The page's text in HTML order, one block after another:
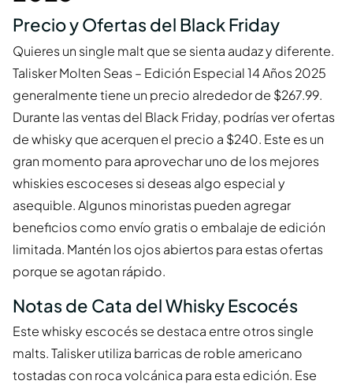
Precio y Ofertas del Black Friday
Quieres un single malt que se sienta audaz y diferente.
Talisker Molten Seas – Edición Especial 14 Años 2025
generalmente tiene un precio alrededor de $267.99.
Durante las ventas del Black Friday, podrías ver ofertas
de whisky que acerquen el precio a $240. Este es un
gran momento para aprovechar uno de los mejores
whiskies escoceses si deseas algo especial y
asequible. Algunos minoristas pueden agregar
beneficios como envío gratis o embalaje de edición
limitada. Mantén los ojos abiertos para estas ofertas
porque se agotan rápido.
Notas de Cata del Whisky Escocés
Este whisky escocés se destaca entre otros single
malts. Talisker utiliza barricas de roble americano
tostadas con roca volcánica para esta edición. Ese